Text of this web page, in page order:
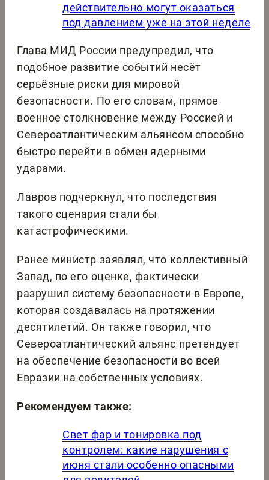
действительно могут оказаться
под давлением уже на этой неделе
Глава МИД России предупредил, что
подобное развитие событий несёт
серьёзные риски для мировой
безопасности. По его словам, прямое
военное столкновение между Россией и
Североатлантическим альянсом способно
быстро перейти в обмен ядерными
ударами.
Лавров подчеркнул, что последствия
такого сценария стали бы
катастрофическими.
Ранее министр заявлял, что коллективный
Запад, по его оценке, фактически
разрушил систему безопасности в Европе,
которая создавалась на протяжении
десятилетий. Он также говорил, что
Североатлантический альянс претендует
на обеспечение безопасности во всей
Евразии на собственных условиях.
Рекомендуем также:
Свет фар и тонировка под
контролем: какие нарушения с
июня стали особенно опасными